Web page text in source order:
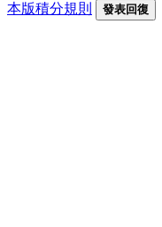
本版積分規則 發表回復